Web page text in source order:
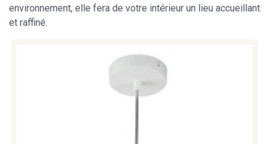
environnement, elle fera de votre intérieur un lieu accueillant
et raffiné.